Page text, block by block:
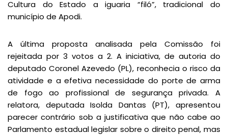
Cultura do Estado a iguaria “filó”, tradicional do
município de Apodi.
A última proposta analisada pela Comissão foi
rejeitada por 3 votos a 2. A iniciativa, de autoria do
deputado Coronel Azevedo (PL), reconhecia o risco da
atividade e a efetiva necessidade do porte de arma
de fogo ao profissional de segurança privada. A
relatora, deputada Isolda Dantas (PT), apresentou
parecer contrário sob a justificativa que não cabe ao
Parlamento estadual legislar sobre o direito penal, mas